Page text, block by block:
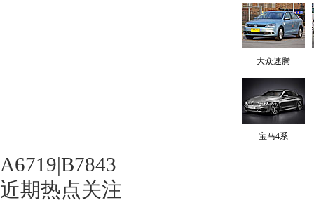
大众速腾
宝马4系
A6719|B7843
近期热点关注